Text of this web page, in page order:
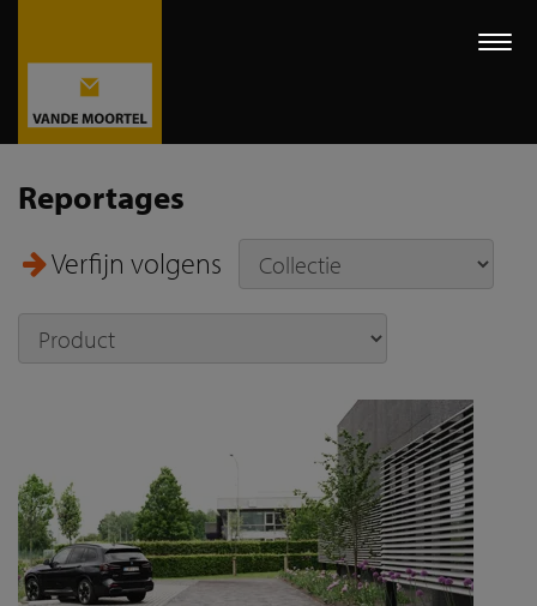
Reportages
Verfijn volgens